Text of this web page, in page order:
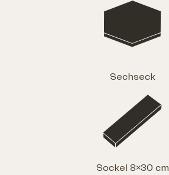
Sechseck
Sockel 8×30 cm